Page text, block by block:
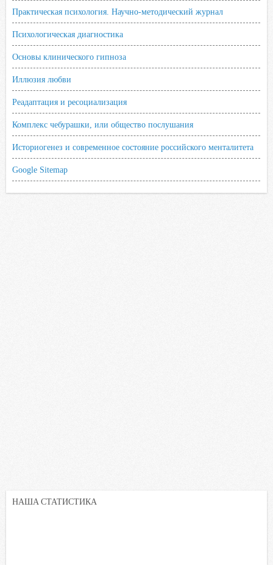
Практическая психология. Научно-методический журнал
Психологическая диагностика
Основы клинического гипноза
Иллюзия любви
Реадаптация и ресоциализация
Комплекс чебурашки, или общество послушания
Историогенез и современное состояние российского менталитета
Google Sitemap
НАША СТАТИСТИКА